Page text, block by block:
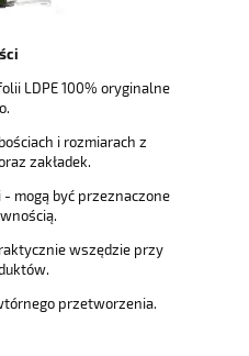
LDPE 100% oryginalne
i rozmiarach z
zakładek.
mogą być przeznaczone
wszędzie przy
przetworzenia.